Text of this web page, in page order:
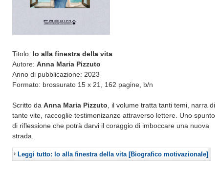
Titolo: Io alla finestra della vita
Autore: Anna Maria Pizzuto
Anno di pubblicazione: 2023
Formato: brossurato 15 x 21, 162 pagine, b/n
Scritto da Anna Maria Pizzuto, il volume tratta tanti temi, narra di
tante vite, raccoglie testimonizanze attraverso lettere. Uno spunto
di riflessione che potrà darvi il coraggio di imboccare una nuova
strada.
Leggi tutto: Io alla finestra della vita [Biografico motivazionale]